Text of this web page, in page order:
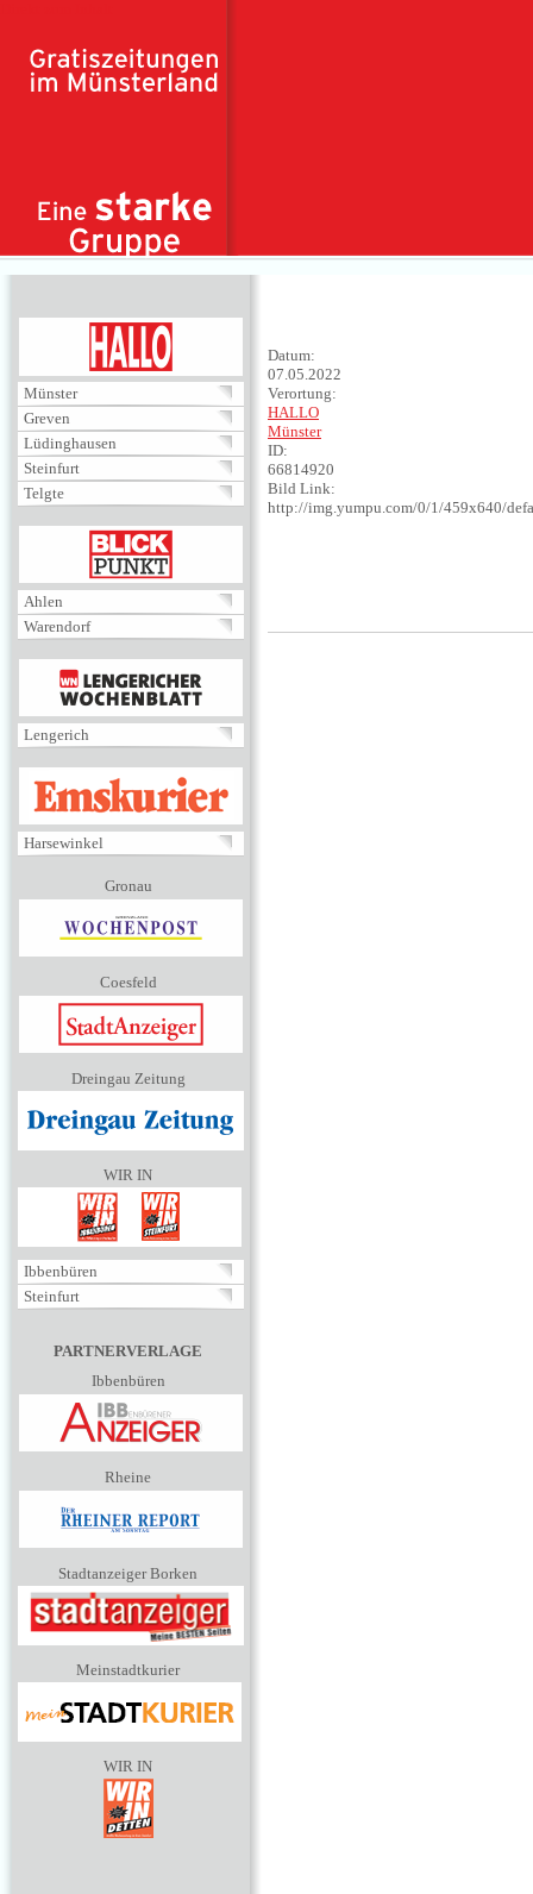
Münster
Greven
Lüdinghausen
Steinfurt
Telgte
BLICKPUNKT
Ahlen
Warendorf
MENÜ
Lengerich
EMSKURIER
Harsewinkel
Gronau
Coesfeld
Dreingau Zeitung
WIR IN
Ibbenbüren
Steinfurt
PARTNERVERLAGE
Ibbenbüren
Rheine
Stadtanzeiger Borken
Meinstadtkurier
WIR IN
Datum:
07.05.2022
Verortung:
HALLO
Münster
ID:
66814920
Bild Link:
http://img.yumpu.com/0/1/459x640/